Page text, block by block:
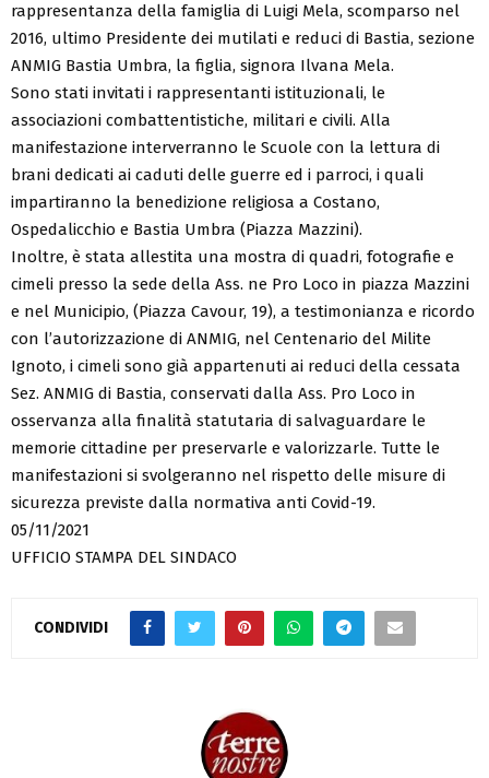
rappresentanza della famiglia di Luigi Mela, scomparso nel
2016, ultimo Presidente dei mutilati e reduci di Bastia, sezione
ANMIG Bastia Umbra, la figlia, signora Ilvana Mela.
Sono stati invitati i rappresentanti istituzionali, le
associazioni combattentistiche, militari e civili. Alla
manifestazione interverranno le Scuole con la lettura di
brani dedicati ai caduti delle guerre ed i parroci, i quali
impartiranno la benedizione religiosa a Costano,
Ospedalicchio e Bastia Umbra (Piazza Mazzini).
Inoltre, è stata allestita una mostra di quadri, fotografie e
cimeli presso la sede della Ass. ne Pro Loco in piazza Mazzini
e nel Municipio, (Piazza Cavour, 19), a testimonianza e ricordo
con l’autorizzazione di ANMIG, nel Centenario del Milite
Ignoto, i cimeli sono già appartenuti ai reduci della cessata
Sez. ANMIG di Bastia, conservati dalla Ass. Pro Loco in
osservanza alla finalità statutaria di salvaguardare le
memorie cittadine per preservarle e valorizzarle. Tutte le
manifestazioni si svolgeranno nel rispetto delle misure di
sicurezza previste dalla normativa anti Covid-19.
05/11/2021
UFFICIO STAMPA DEL SINDACO
CONDIVIDI